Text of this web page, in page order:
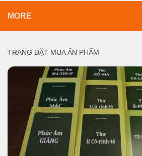
MORE
TRANG ĐẶT MUA ẤN PHẨM